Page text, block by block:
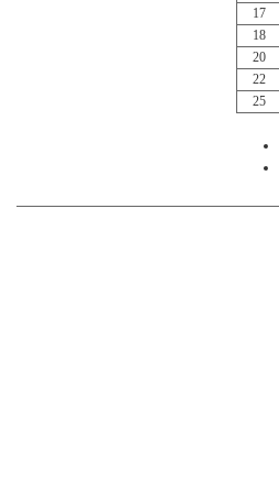
17
18
20
22
25